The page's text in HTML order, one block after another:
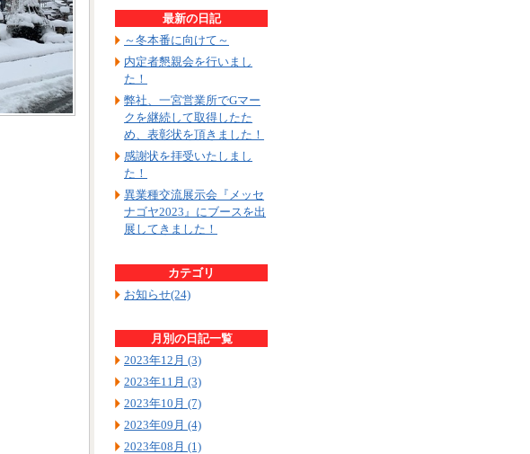
最新の日記
～冬本番に向けて～
内定者懇親会を行いまし
た！
弊社、一宮営業所でGマー
クを継続して取得したた
め、表彰状を頂きました！
感謝状を拝受いたしまし
た！
異業種交流展示会『メッセ
ナゴヤ2023』にブースを出
展してきました！
カテゴリ
お知らせ(24)
月別の日記一覧
2023年12月 (3)
2023年11月 (3)
2023年10月 (7)
2023年09月 (4)
2023年08月 (1)